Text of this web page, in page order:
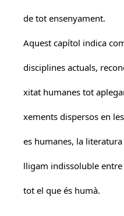
de tot ensenyament.
Aquest capítol indica
disciplines actuals,
xitat humanes tot
xements dispersos en
es humanes, la
lligam indissoluble
tot el que és humà.